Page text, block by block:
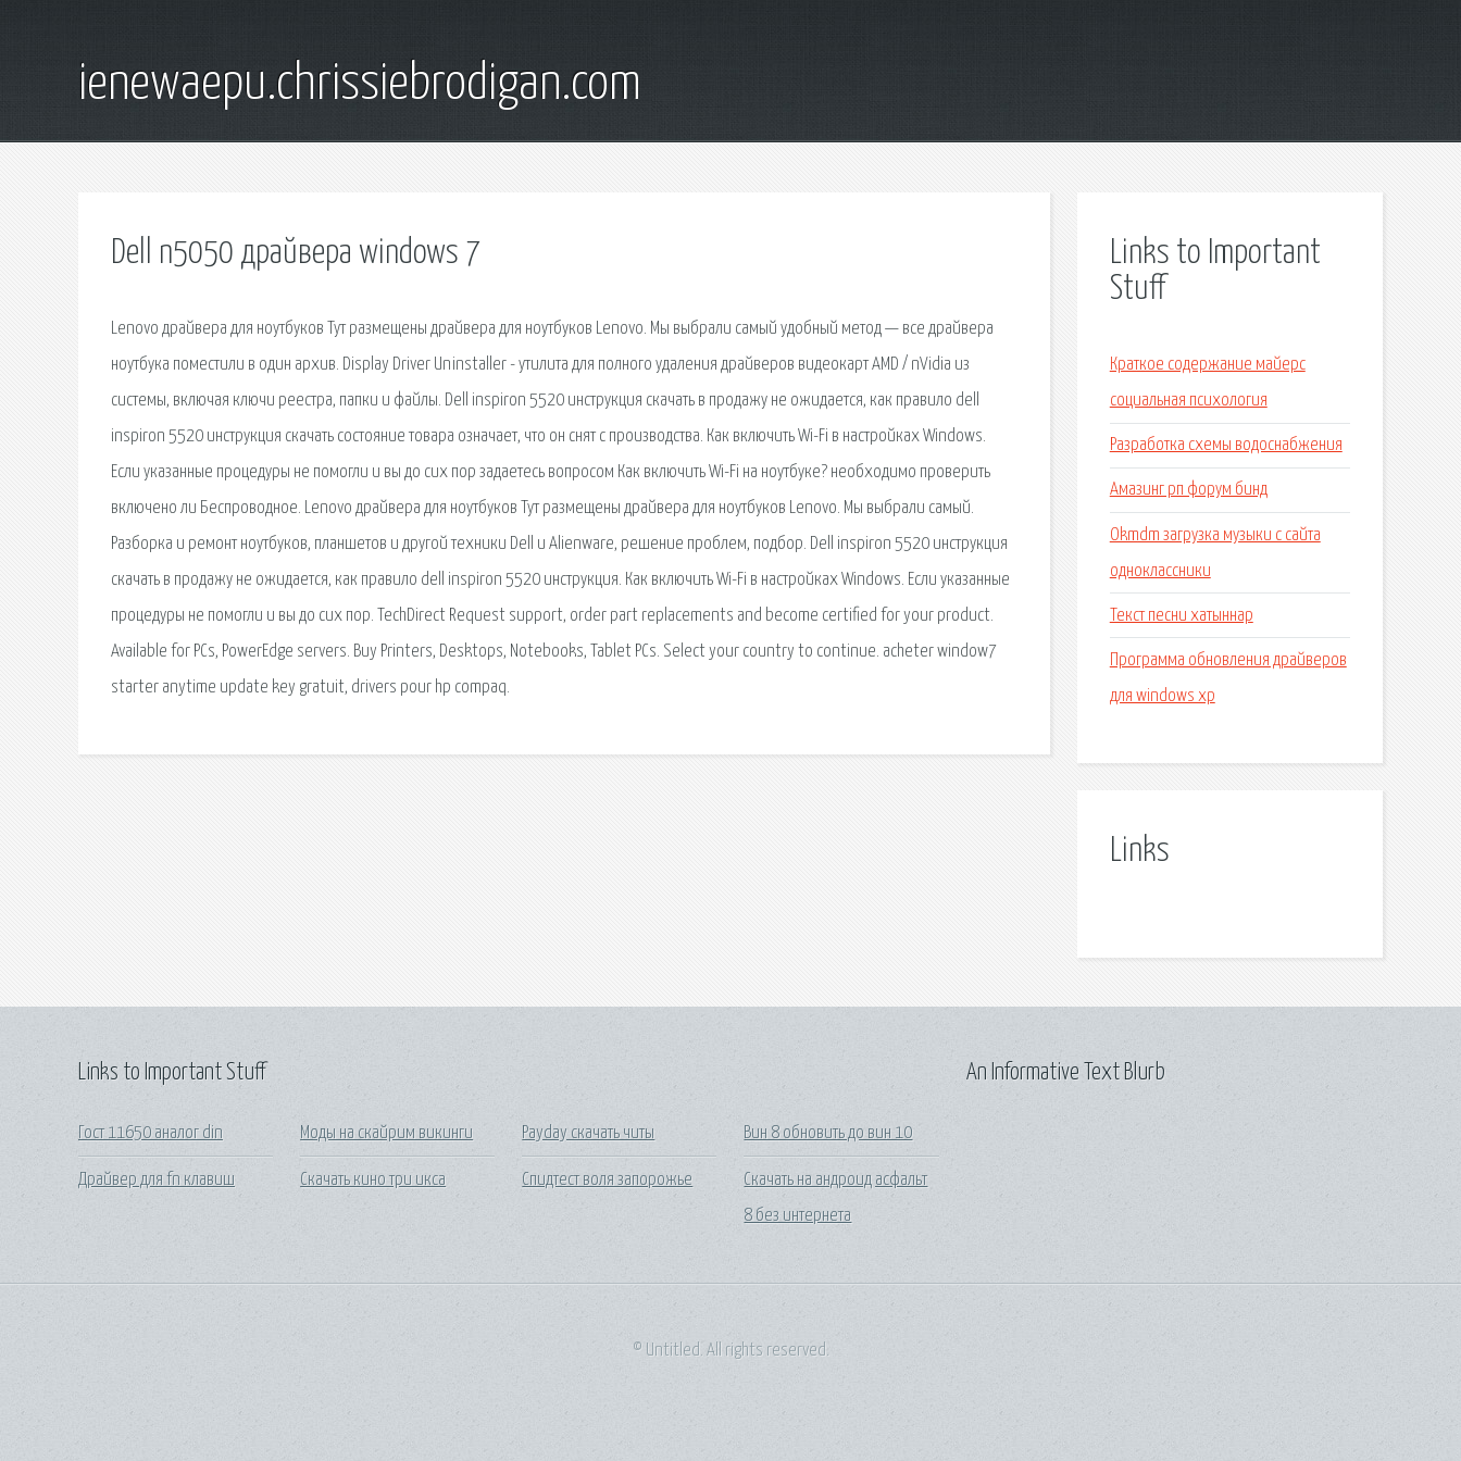
ienewaepu.chrissiebrodigan.com
Dell n5050 драйвера windows 7
Lenovo драйвера для ноутбуков Тут размещены драйвера для ноутбуков Lenovo. Мы выбрали самый удобный метод — все драйвера
ноутбука поместили в один архив. Display Driver Uninstaller - утилита для полного удаления драйверов видеокарт AMD / nVidia из
системы, включая ключи реестра, папки и файлы. Dell inspiron 5520 инструкция скачать в продажу не ожидается, как правило dell
inspiron 5520 инструкция скачать состояние товара означает, что он снят с производства. Как включить Wi-Fi в настройках Windows.
Если указанные процедуры не помогли и вы до сих пор задаетесь вопросом Как включить Wi-Fi на ноутбуке? необходимо проверить
включено ли Беспроводное. Lenovo драйвера для ноутбуков Тут размещены драйвера для ноутбуков Lenovo. Мы выбрали самый.
Разборка и ремонт ноутбуков, планшетов и другой техники Dell и Alienware, решение проблем, подбор. Dell inspiron 5520 инструкция
скачать в продажу не ожидается, как правило dell inspiron 5520 инструкция. Как включить Wi-Fi в настройках Windows. Если указанные
процедуры не помогли и вы до сих пор. TechDirect Request support, order part replacements and become certified for your product.
Available for PCs, PowerEdge servers. Buy Printers, Desktops, Notebooks, Tablet PCs. Select your country to continue. acheter window7
starter anytime update key gratuit, drivers pour hp compaq.
Links to Important
Stuff
Краткое содержание майерс
социальная психология
Разработка схемы водоснабжения
Амазинг рп форум бинд
Okmdm загрузка музыки с сайта
одноклассники
Текст песни хатыннар
Программа обновления драйверов
для windows xp
Links
Links to Important Stuff
Гост 11650 аналог din
Драйвер для fn клавиш
Моды на скайрим викинги
Скачать кино три икса
Payday скачать читы
Спидтест воля запорожье
Вин 8 обновить до вин 10
Скачать на андроид асфальт
8 без интернета
An Informative Text Blurb
© Untitled. All rights reserved.